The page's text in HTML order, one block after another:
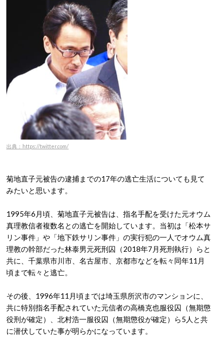
出典：https://twitter.com/
菊地直子元被告の逮捕までの17年の逃亡生活についても見て
みたいと思います。
1995年6月頃、菊地直子元被告は、指名手配を受けた元オウム
真理教信者複数名との逃亡を開始しています。当初は「松本サ
リン事件」や「地下鉄サリン事件」の実行犯の一人でオウム真
理教の幹部だった林泰男元死刑囚（2018年7月死刑執行）らと
共に、千葉県市川市、名古屋市、京都市などを転々同年11月
頃まで転々と逃亡。
その後、1996年11月頃までは埼玉県所沢市のマンションに、
共に特別指名手配されていた元信者の高橋克也服役囚（無期懲
役刑が確定）、北村浩一服役囚（無期懲役が確定）ら5人と共
に潜伏していた事が明らかになっています。